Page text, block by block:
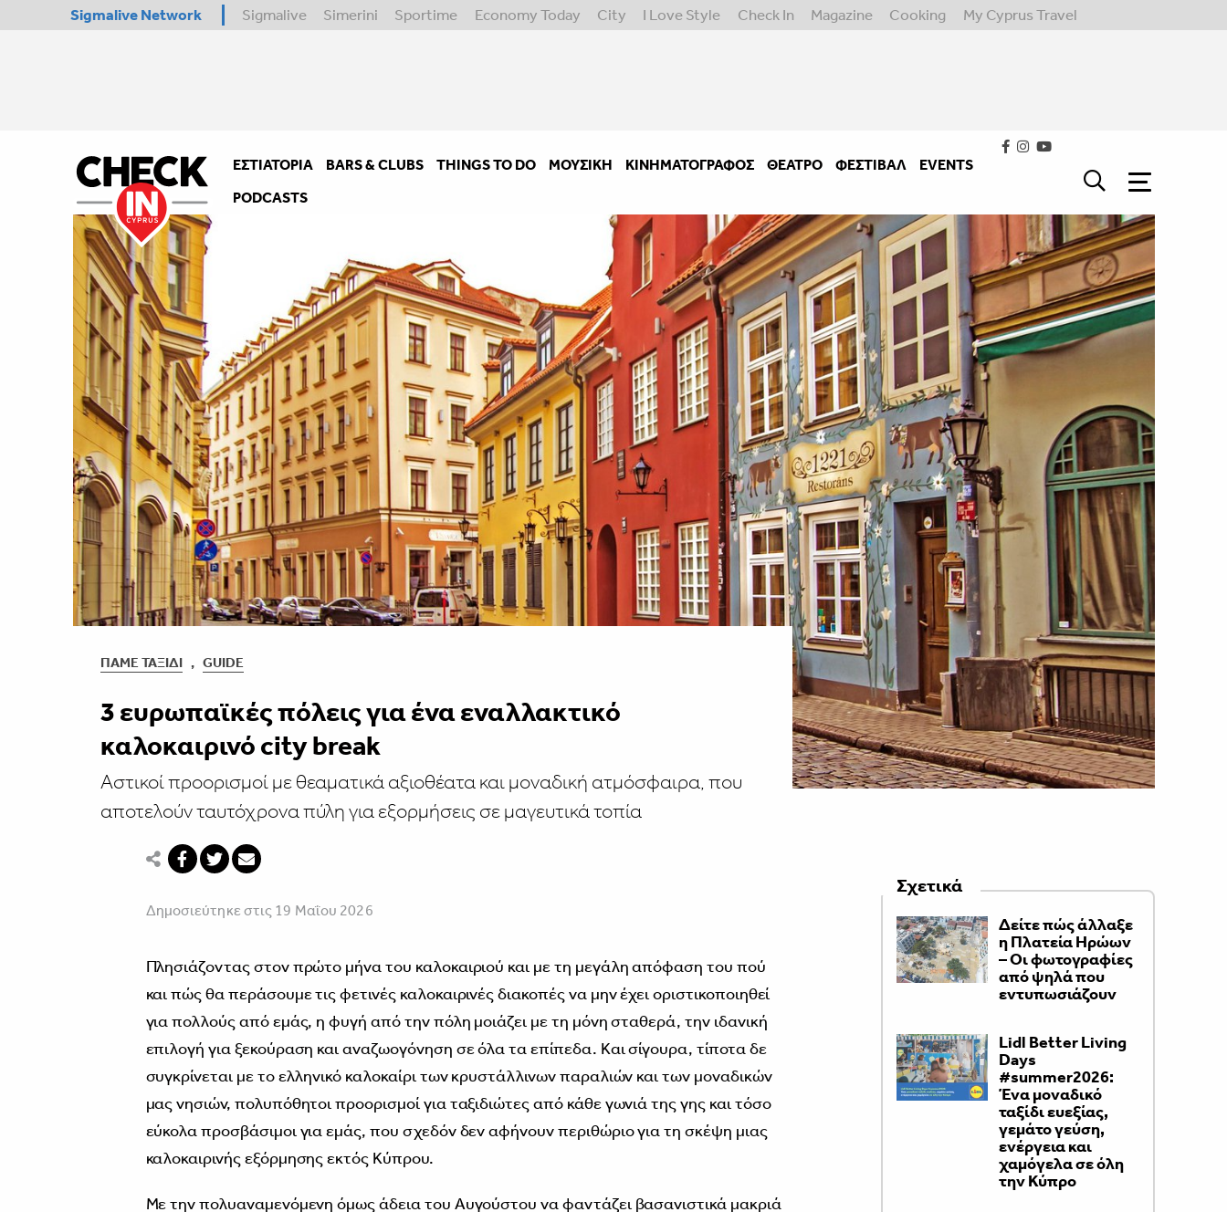
Sigmalive Network Sigmalive Simerini Sportime Economy Today City I Love Style Check In Magazine Cooking My Cyprus Travel
ΕΣΤΙΑΤΌΡΙΑ BARS & CLUBS THINGS TO DO ΜΟΥΣΙΚΉ ΚΙΝΗΜΑΤΟΓΡΆΦΟΣ ΘΈΑΤΡΟ ΦΕΣΤΙΒΑΛ
EVENTS
PODCASTS
ΠΆΜΕ ΤΑΞΊΔΙ , GUIDE
3 ευρωπαϊκές πόλεις για ένα εναλλακτικό
καλοκαιρινό city break
Αστικοί προορισμοί με θεαματικά αξιοθέατα και μοναδική ατμόσφαιρα, που
αποτελούν ταυτόχρονα πύλη για εξορμήσεις σε μαγευτικά τοπία
Δημοσιεύτηκε στις 19 Μαΐου 2026
Πλησιάζοντας στον πρώτο μήνα του καλοκαιριού και με τη μεγάλη απόφαση του πού
και πώς θα περάσουμε τις φετινές καλοκαιρινές διακοπές να μην έχει οριστικοποιηθεί
για πολλούς από εμάς, η φυγή από την πόλη μοιάζει με τη μόνη σταθερά, την ιδανική
επιλογή για ξεκούραση και αναζωογόνηση σε όλα τα επίπεδα. Και σίγουρα, τίποτα δε
συγκρίνεται με το ελληνικό καλοκαίρι των κρυστάλλινων παραλιών και των μοναδικών
μας νησιών, πολυπόθητοι προορισμοί για ταξιδιώτες από κάθε γωνιά της γης και τόσο
εύκολα προσβάσιμοι για εμάς, που σχεδόν δεν αφήνουν περιθώριο για τη σκέψη μιας
καλοκαιρινής εξόρμησης εκτός Κύπρου.
Με την πολυαναμενόμενη όμως άδεια του Αυγούστου να φαντάζει βασανιστικά μακριά
Σχετικά
Δείτε πώς άλλαξε
η Πλατεία Ηρώων
– Οι φωτογραφίες
από ψηλά που
εντυπωσιάζουν
Lidl Better Living
Days
#summer2026:
Ένα μοναδικό
ταξίδι ευεξίας,
γεμάτο γεύση,
ενέργεια και
χαμόγελα σε όλη
την Κύπρο